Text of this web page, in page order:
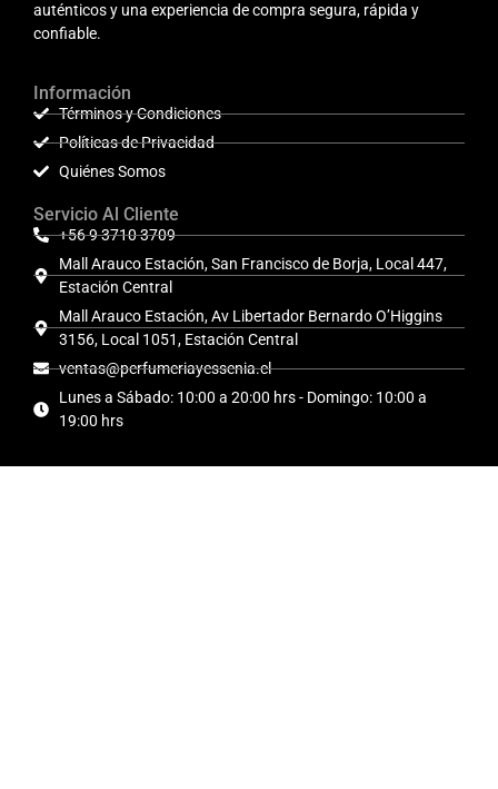
auténticos y una experiencia de compra segura, rápida y
confiable.
Información
Términos y Condiciones
Políticas de Privacidad
Quiénes Somos
Servicio Al Cliente
+56 9 3710 3709
Mall Arauco Estación, San Francisco de Borja, Local 447,
Estación Central
Mall Arauco Estación, Av Libertador Bernardo O’Higgins
3156, Local 1051, Estación Central
ventas@perfumeriayessenia.cl
Lunes a Sábado: 10:00 a 20:00 hrs - Domingo: 10:00 a
19:00 hrs